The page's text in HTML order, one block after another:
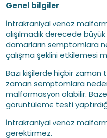
Genel bilgiler
İntrakraniyal venöz
alışılmadık derecede
damarların semptomlara
çalışma şeklini etkilemesi
Bazı kişilerde hiçbir
zaman semptomlara
malformasyon olabilir.
görüntüleme testi
İntrakraniyal venöz
gerektirmez.